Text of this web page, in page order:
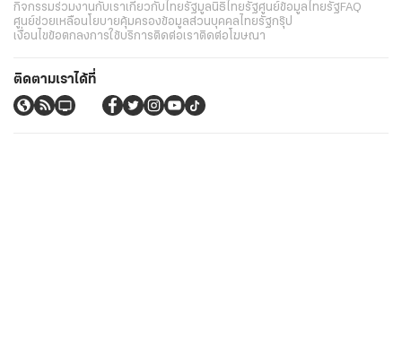
กิจกรรมร่วมงานกับเราเกี่ยวกับไทยรัฐมูลนิธิไทยรัฐศูนย์ข้อมูลไทยรัฐFAQ
ศูนย์ช่วยเหลือนโยบายคุ้มครองข้อมูลส่วนบุคคลไทยรัฐกรุ๊ป
เงื่อนไขข้อตกลงการใช้บริการติดต่อเราติดต่อโฆษณา
ติดตามเราได้ที่